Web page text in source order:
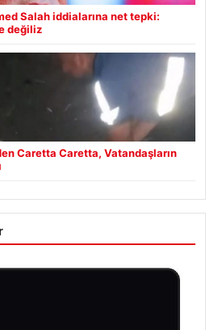
Salah iddialarına net tepki:
değiliz
Caretta Caretta, Vatandaşların